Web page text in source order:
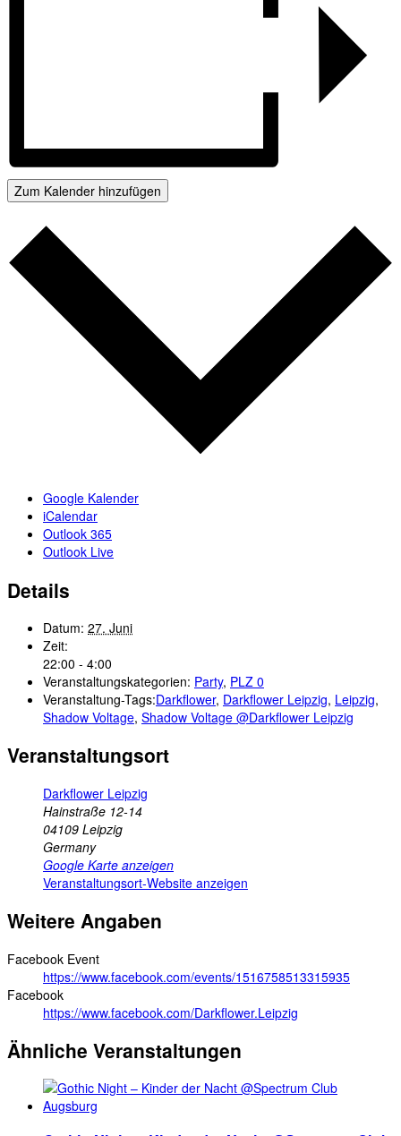
Zum Kalender hinzufügen
Google Kalender
iCalendar
Outlook 365
Outlook Live
Details
Datum: 27. Juni
Zeit:
22:00 - 4:00
Veranstaltungskategorien: Party, PLZ 0
Veranstaltung-Tags:Darkflower, Darkflower Leipzig, Leipzig,
Shadow Voltage, Shadow Voltage @Darkflower Leipzig
Veranstaltungsort
Darkflower Leipzig
Hainstraße 12-14
04109 Leipzig
Germany
Google Karte anzeigen
Veranstaltungsort-Website anzeigen
Weitere Angaben
Facebook Event
https://www.facebook.com/events/1516758513315935
Facebook
https://www.facebook.com/Darkflower.Leipzig
Ähnliche Veranstaltungen